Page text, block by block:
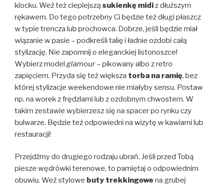
klocku. Weź też cieplejsząsukienkę midiz dłuższym
rękawem. Do tego potrzebny Ci będzie też długi płaszcz
w typie trencza lub prochowca. Dobrze, jeśli będzie miał
wiązanie w pasie – podkreśli talię i ładnie ozdobi całą
stylizację. Nie zapomnij o eleganckiej listonoszce!
Wybierz model glamour– pikowany albo z retro
zapięciem. Przyda się też większa torba na ramię, bez
której stylizacje weekendowe nie miałyby sensu. Postaw
np. na worek z frędzlami lub z ozdobnym chwostem. W
takim zestawie wybierzesz się na spacer po rynku czy
bulwarze. Będzie też odpowiedni na wizytę w kawiarni lub
restauracji!
Przejdźmy do drugiego rodzaju ubrań. Jeśli przed Tobą
piesze wędrówki terenowe, to pamiętaj o odpowiednim
obuwiu. Weź stylowe buty trekkingowe na grubej